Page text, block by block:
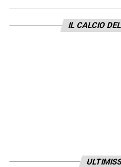
ci era riuscitasolo due
IL CALCIO